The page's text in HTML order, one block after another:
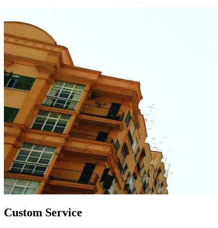
Custom Service